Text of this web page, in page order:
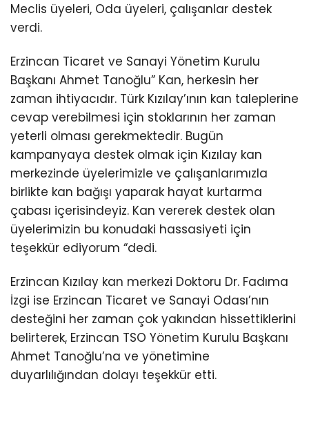
Meclis üyeleri, Oda üyeleri, çalışanlar destek
verdi.
Erzincan Ticaret ve Sanayi Yönetim Kurulu
Başkanı Ahmet Tanoğlu” Kan, herkesin her
zaman ihtiyacıdır. Türk Kızılay’ının kan taleplerine
cevap verebilmesi için stoklarının her zaman
yeterli olması gerekmektedir. Bugün
kampanyaya destek olmak için Kızılay kan
merkezinde üyelerimizle ve çalışanlarımızla
birlikte kan bağışı yaparak hayat kurtarma
çabası içerisindeyiz. Kan vererek destek olan
üyelerimizin bu konudaki hassasiyeti için
teşekkür ediyorum “dedi.
Erzincan Kızılay kan merkezi Doktoru Dr. Fadıma
İzgi ise Erzincan Ticaret ve Sanayi Odası’nın
desteğini her zaman çok yakından hissettiklerini
belirterek, Erzincan TSO Yönetim Kurulu Başkanı
Ahmet Tanoğlu’na ve yönetimine
duyarlılığından dolayı teşekkür etti.